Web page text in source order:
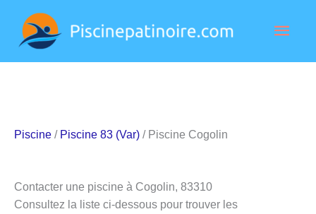
contenu
Piscine / Piscine 83 (Var) / Piscine Cogolin
Contacter une piscine à Cogolin, 83310
Consultez la liste ci-dessous pour trouver les